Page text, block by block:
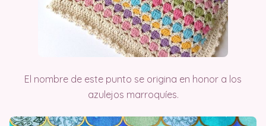
El nombre de este punto se origina en honor a los
azulejos marroquíes.